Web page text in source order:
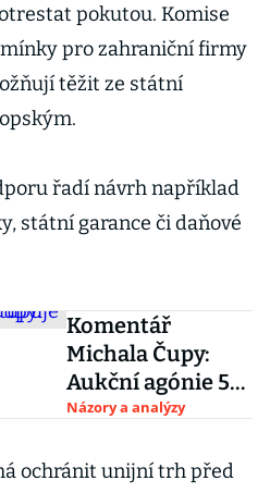
pokutou. Komise
pro zahraniční firmy
těžit ze státní
řadí návrh například
státní garance či daňové
Komentář
Michala Čupy:
Aukční agónie 5G
vstupuje do
Názory a analýzy
ochránit unijní trh před